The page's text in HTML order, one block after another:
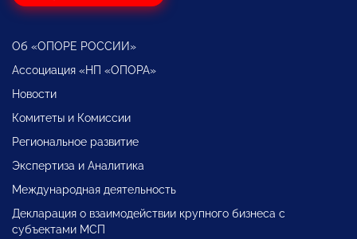
Об «ОПОРЕ РОССИИ»
Ассоциация «НП «ОПОРА»
Новости
Комитеты и Комиссии
Региональное развитие
Экспертиза и Аналитика
Международная деятельность
Декларация о взаимодействии крупного бизнеса с
субъектами МСП